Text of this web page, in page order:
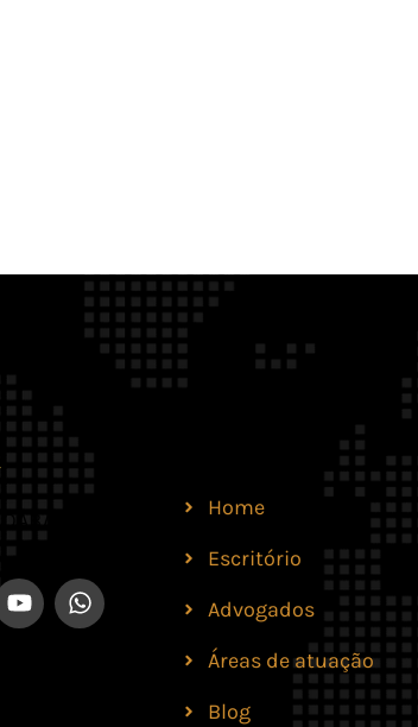
OAB/MT 2.469
Home
Escritório
Advogados
Áreas de atuação
Blog